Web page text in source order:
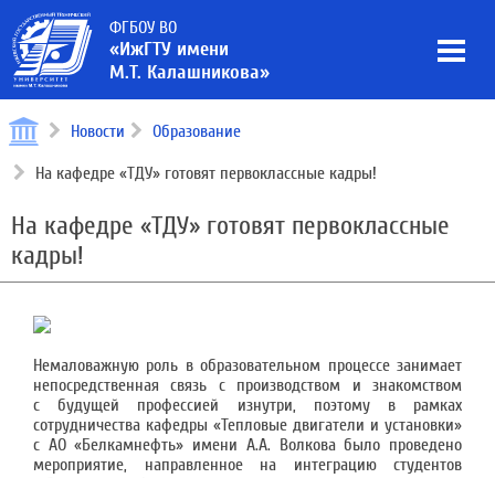
ФГБОУ ВО
«ИжГТУ имени
М.Т. Калашникова»
Новости Образование
На кафедре «ТДУ» готовят первоклассные кадры!
На кафедре «ТДУ» готовят первоклассные
кадры!
Немаловажную роль в образовательном процессе занимает
непосредственная связь с производством и знакомством
с будущей профессией изнутри, поэтому в рамках
сотрудничества кафедры «Тепловые двигатели и установки»
с АО «Белкамнефть» имени А.А. Волкова было проведено
мероприятие, направленное на интеграцию студентов